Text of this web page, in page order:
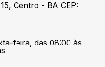
Centro - BA CEP:
feira, das 08:00 às